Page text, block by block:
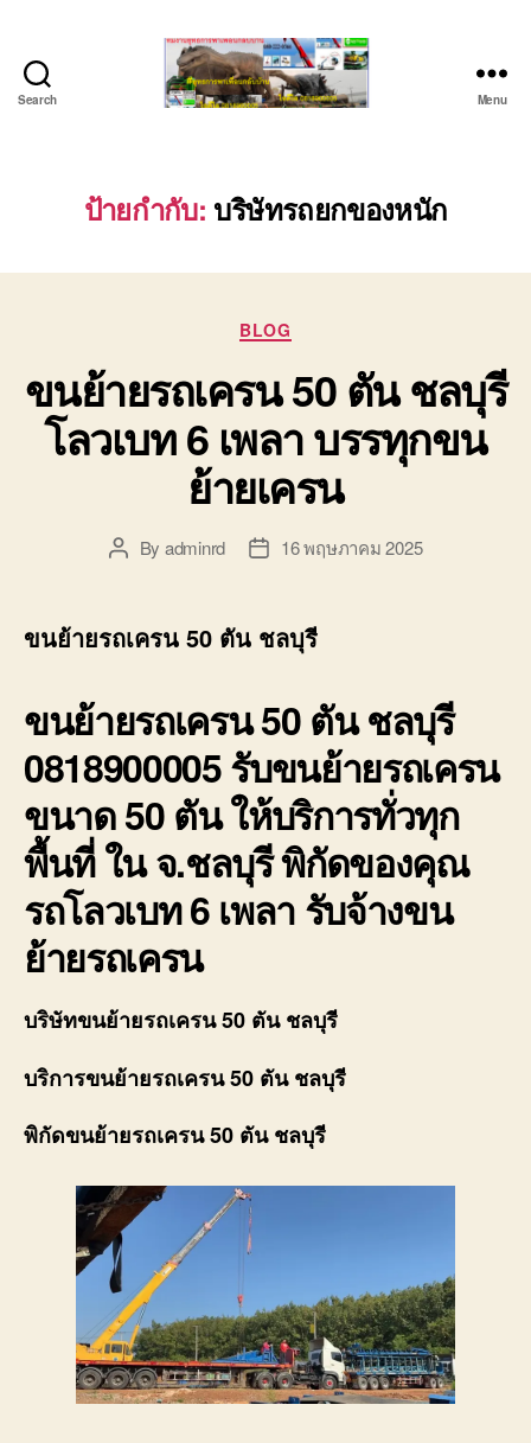
Search
ยก
ของ
ติดต่อ
0640711613,
Menu
ป้ายกำกับ: บริษัทรถยกของหนัก
Categories
BLOG
ขนย้ายรถเครน 50 ตัน ชลบุรี
โลวเบท 6 เพลา บรรทุกขน
ย้ายเครน
PostBy adminrd
Post16 พฤษภาคม 2025
ขนย้ายรถเครน 50 ตัน ชลบุรี
ขนย้ายรถเครน 50 ตัน ชลบุรี
0818900005 รับขนย้ายรถเครน
ขนาด 50 ตัน ให้บริการทั่วทุก
พื้นที่ ใน จ.ชลบุรี พิกัดของคุณ
รถโลวเบท 6 เพลา รับจ้างขน
ย้ายรถเครน
บริษัทขนย้ายรถเครน 50 ตัน ชลบุรี
บริการขนย้ายรถเครน 50 ตัน ชลบุรี
พิกัดขนย้ายรถเครน 50 ตัน ชลบุรี